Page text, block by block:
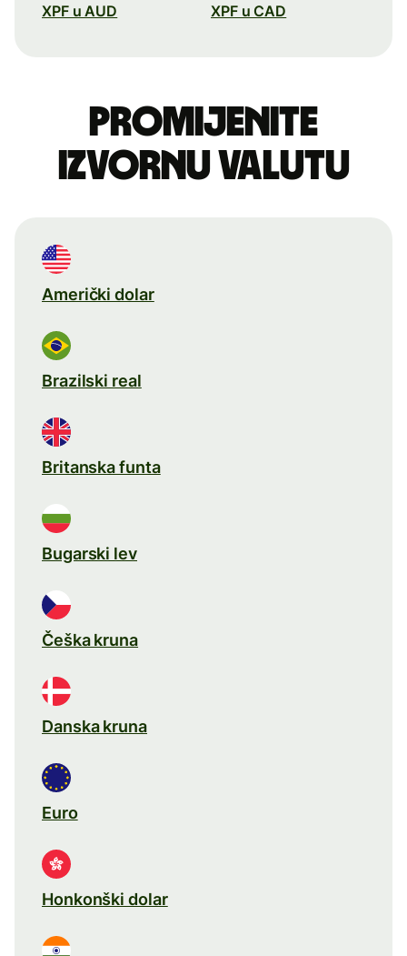
XPF u AUD XPF u CAD
Promijenite
izvornu valutu
Američki dolar
Brazilski real
Britanska funta
Bugarski lev
Češka kruna
Danska kruna
Euro
Honkonški dolar